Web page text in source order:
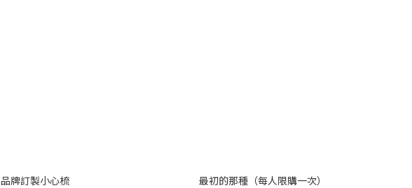
品牌訂製小心梳 最初的那種（每人限購一次）